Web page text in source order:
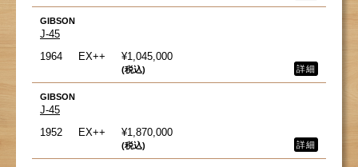
GIBSON
J-45
1964
EX++ ¥1,045,000
(税込) 詳細
GIBSON
J-45
1952
EX++ ¥1,870,000
(税込) 詳細